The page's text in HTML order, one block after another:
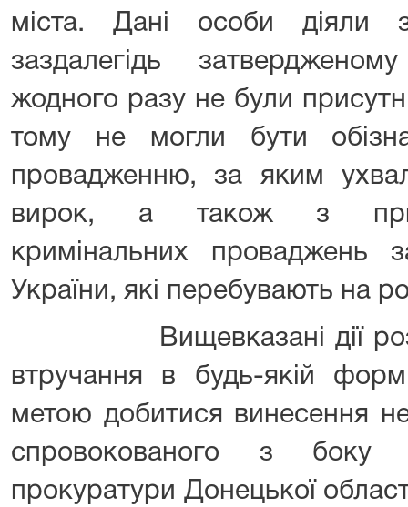
міста. Дані особи діяли
заздалегідь
жодного разу не були
тому не могли бути
провадженню, за яким
вирок, а також з
кримінальних
України, які перебувають на
Вищевказані дії
втручання в будь-якій
метою добитися винесення
спровокованого з боку
прокуратури Донецької